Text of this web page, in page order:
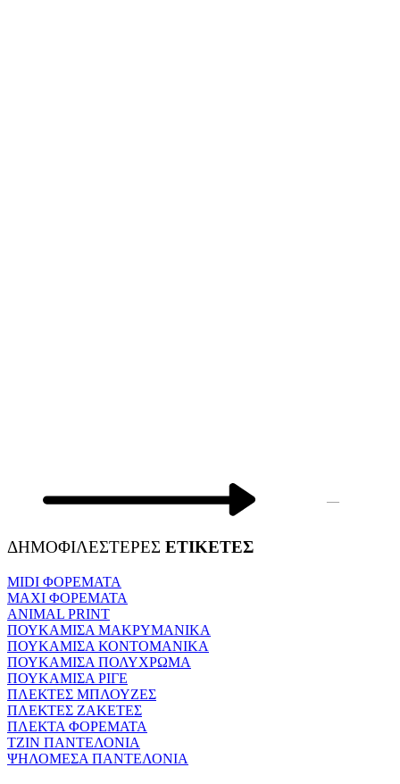
—
ΔΗΜΟΦΙΛΕΣΤΕΡΕΣ ΕΤΙΚΕΤΕΣ
MIDI ΦΟΡΕΜΑΤΑ
MAXI ΦΟΡΕΜΑΤΑ
ANIMAL PRINT
ΠΟΥΚΑΜΙΣΑ ΜΑΚΡΥΜΑΝΙΚΑ
ΠΟΥΚΑΜΙΣΑ ΚΟΝΤΟΜΑΝΙΚΑ
ΠΟΥΚΑΜΙΣΑ ΠΟΛΥΧΡΩΜΑ
ΠΟΥΚΑΜΙΣΑ ΡΙΓΕ
ΠΛΕΚΤΕΣ ΜΠΛΟΥΖΕΣ
ΠΛΕΚΤΕΣ ΖΑΚΕΤΕΣ
ΠΛΕΚΤΑ ΦΟΡΕΜΑΤΑ
ΤΖΙΝ ΠΑΝΤΕΛΟΝΙΑ
ΨΗΛΟΜΕΣΑ ΠΑΝΤΕΛΟΝΙΑ